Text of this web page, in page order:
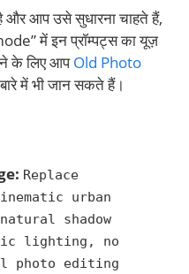
और आप उसे सुधारना चाहते हैं,
में इन प्रॉम्पट्स का यूज़
के लिए आपOld Photo
में भी जान सकते हैं।
Replace
urban
shadow
lighting, no
photo editing